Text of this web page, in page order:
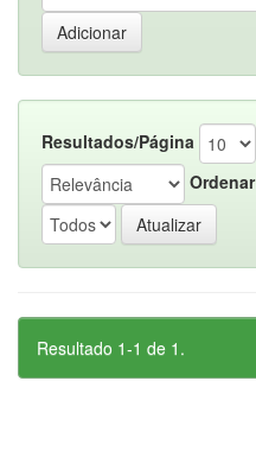
Resultados/Página
Ordenar
Resultado 1-1 de 1.